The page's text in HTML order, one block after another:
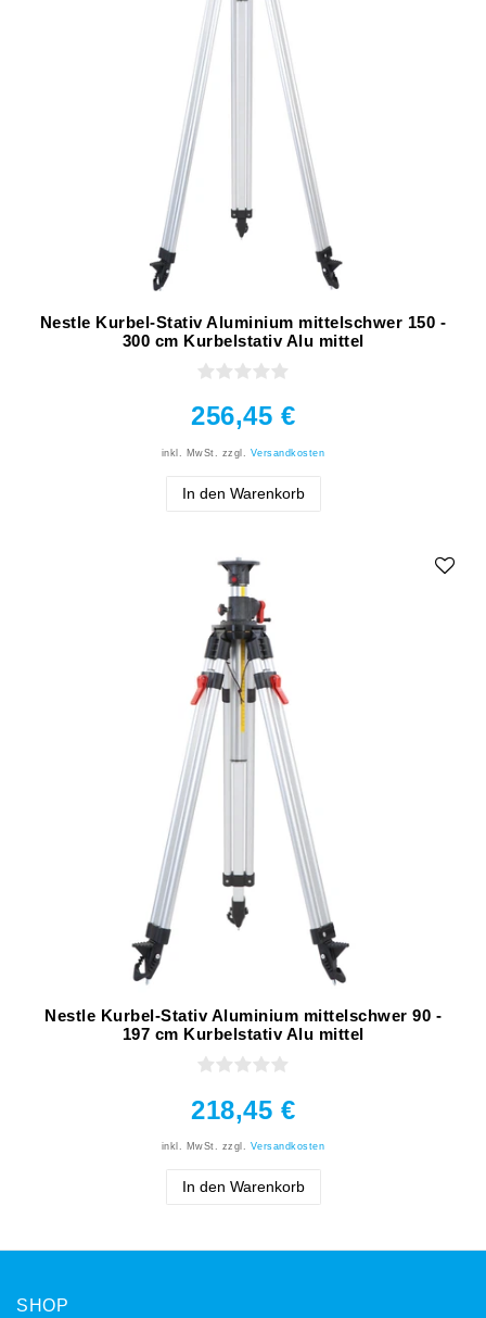
Nestle Kurbel-Stativ Aluminium mittelschwer 150 -
300 cm Kurbelstativ Alu mittel
256,45 €
inkl. MwSt. zzgl. Versandkosten
In den Warenkorb
Nestle Kurbel-Stativ Aluminium mittelschwer 90 -
197 cm Kurbelstativ Alu mittel
218,45 €
inkl. MwSt. zzgl. Versandkosten
In den Warenkorb
SHOP